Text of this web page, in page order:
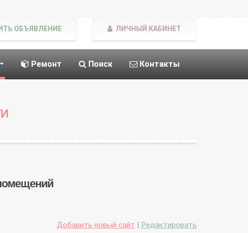
Ремонт Поиск Контакты
ОБЪЯВЛЕНИЕ ЛИЧНЫЙ КАБИНЕТ
Добавить новый сайт | Редактировать